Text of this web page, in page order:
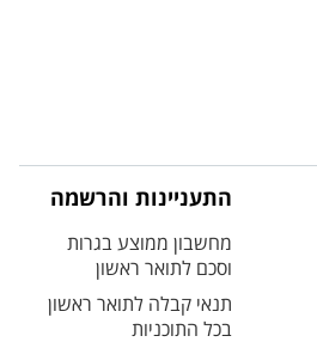
התעניינות והרשמה
מחשבון ממוצע בגרות
וסכם לתואר ראשון
תנאי קבלה לתואר ראשון
בכל התוכניות